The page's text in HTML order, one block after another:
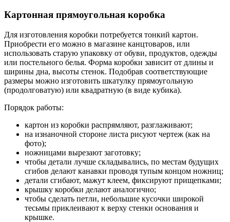
Картонная прямоугольная коробка
Для изготовления коробки потребуется тонкий картон.
Приобрести его можно в магазине канцтоваров, или
использовать старую упаковку от обуви, продуктов, одежды
или постельного белья. Форма коробки зависит от длины и
ширины дна, высоты стенок. Подобрав соответствующие
размеры можно изготовить шкатулку прямоугольную
(продолговатую) или квадратную (в виде кубика).
Порядок работы:
картон из коробки распрямляют, разглаживают;
на изнаночной стороне листа рисуют чертеж (как на
фото);
ножницами вырезают заготовку;
чтобы детали лучше складывались, по местам будущих
сгибов делают канавки проводя тупым концом ножниц;
детали сгибают, мажут клеем, фиксируют прищепками;
крышку коробки делают аналогично;
чтобы сделать петли, небольшие кусочки широкой
тесьмы приклеивают к верху стенки основания и
крышке.